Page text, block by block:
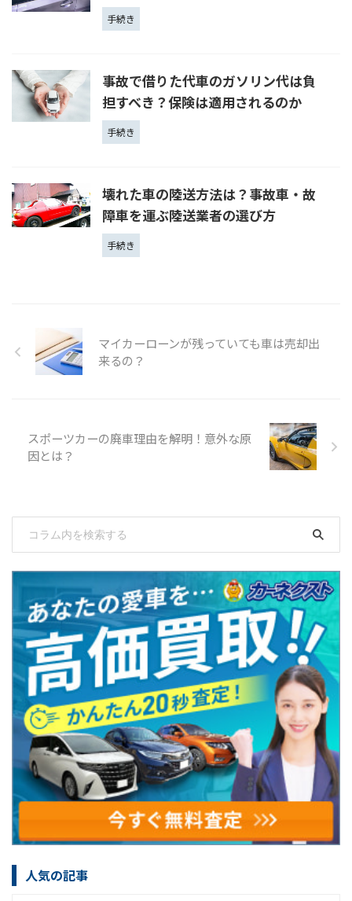
手続き
事故で借りた代車のガソリン代は負
担すべき？保険は適用されるのか
手続き
壊れた車の陸送方法は？事故車・故
障車を運ぶ陸送業者の選び方
手続き
マイカーローンが残っていても車は売却出
来るの？
スポーツカーの廃車理由を解明！意外な原
因とは？
人気の記事